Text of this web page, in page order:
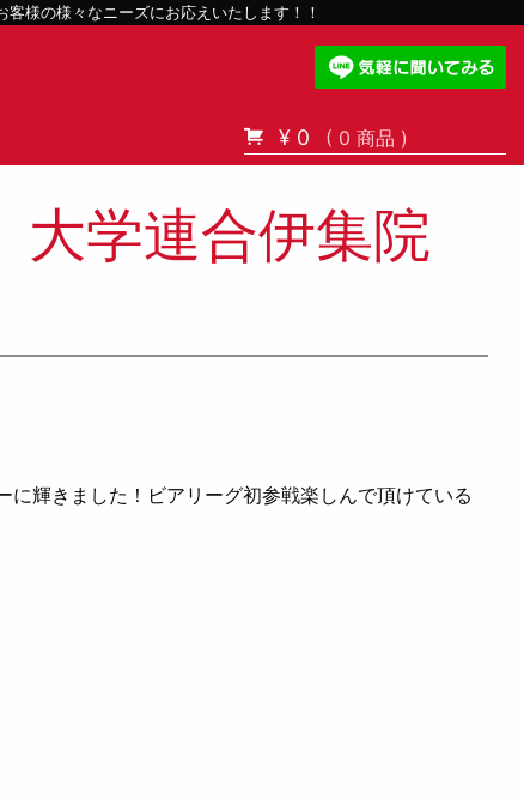
様の様々なニーズにお応えいたします！！
¥ 0 ( 0 商品 )
大学連合伊集院
輝きました！ビアリーグ初参戦楽しんで頂けている